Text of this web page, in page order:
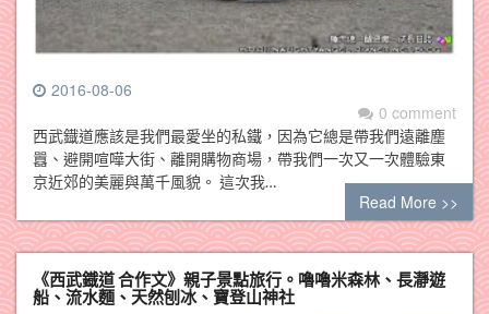
2016-08-06
0 comment
西武鐡道應該是我們最愛坐的私鐵，因為它總是帶我們遠離塵
囂、避開喧嘩大街、離開購物商場，帶我們一次又一次體驗東
京近郊的美麗與萬千風貌。 這次我…
Read More >>
《西武鐡道 合作文》親子景點旅行。嚕嚕米森林、長瀞遊
船、流水麵、天然刨冰、寶登山神社